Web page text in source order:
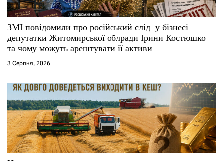
и
с
і
ЗМІ повідомили про російський слід у бізнесі
депутатки Житомирської облради Ірини Костюшко
та чому можуть арештувати її активи
3 Серпня, 2026